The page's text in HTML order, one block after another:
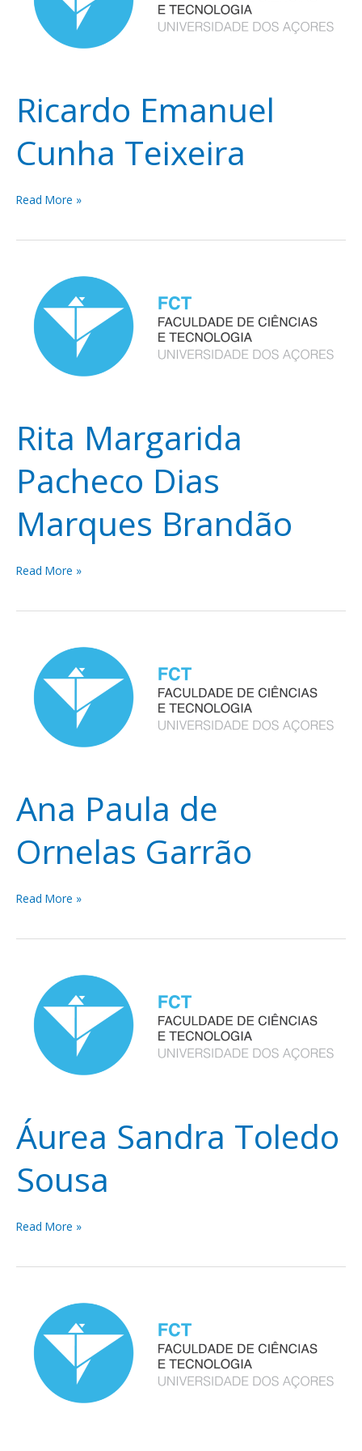
Ricardo Emanuel
Cunha Teixeira
Read More »
Rita Margarida
Pacheco Dias
Marques Brandão
Margarida
Pacheco
Dias
Marques
Brandão
Read More »
Ana Paula de
Ornelas Garrão
Paula
Ornelas
Garrão
Read More »
Áurea Sandra Toledo
Sousa
Sandra
Toledo
Sousa
Read More »
Fátima
Sousa
Melo